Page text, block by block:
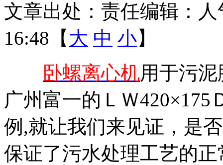
文章出处： 责任编辑：
16:48【 大 中 小】
卧螺离心机用于污
广州富一的ＬＷ420×175
例,就让我们来见证，是
保证了污水处理工艺的